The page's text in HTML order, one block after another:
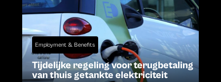
Employment & Benefits
Tijdelijke regeling voor terugbetaling
van thuis getankte elektriciteit